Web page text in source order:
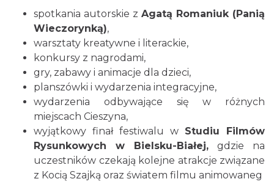
2026-08-09
1.65 km
Cieszyn
2026-08-16
1.65 km
spotkania autorskie z Agatą Romaniuk (Panią
Wieczorynką),
warsztaty kreatywne i literackie,
konkursy z nagrodami,
gry, zabawy i animacje dla dzieci,
planszówki i wydarzenia integracyjne,
wydarzenia odbywające się w różnych
miejscach Cieszyna,
wyjątkowy finał festiwalu w Studiu Filmów
Rysunkowych w Bielsku-Białej,gdzie na
uczestników czekają kolejne atrakcje związane
z Kocią Szajką oraz światem filmu animowaneg